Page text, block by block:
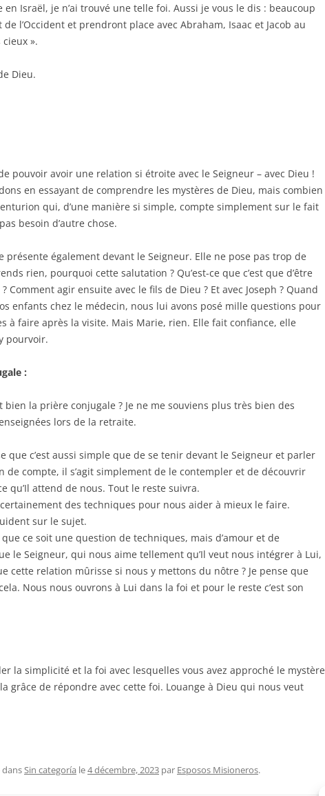
Israël, je n’ai trouvé une telle foi. Aussi je vous le dis : beaucoup
l’Occident et prendront place avec Abraham, Isaac et Jacob au
».
Dieu.
pouvoir avoir une relation si étroite avec le Seigneur – avec Dieu !
en essayant de comprendre les mystères de Dieu, mais combien
qui, d’une manière si simple, compte simplement sur le fait
besoin d’autre chose.
présente également devant le Seigneur. Elle ne pose pas trop de
rien, pourquoi cette salutation ? Qu’est-ce que c’est que d’être
Comment agir ensuite avec le fils de Dieu ? Et avec Joseph ? Quand
enfants chez le médecin, nous lui avons posé mille questions pour
à faire après la visite. Mais Marie, rien. Elle fait confiance, elle
pourvoir.
:
bien la prière conjugale ? Je ne me souviens plus très bien des
lors de la retraite.
que c’est aussi simple que de se tenir devant le Seigneur et parler
de compte, il s’agit simplement de le contempler et de découvrir
qu’Il attend de nous. Tout le reste suivra.
des techniques pour nous aider à mieux le faire.
sur le sujet.
que ce soit une question de techniques, mais d’amour et de
le Seigneur, qui nous aime tellement qu’Il veut nous intégrer à Lui,
cette relation mûrisse si nous y mettons du nôtre ? Je pense que
Nous nous ouvrons à Lui dans la foi et pour le reste c’est son
la simplicité et la foi avec lesquelles vous avez approché le mystère
grâce de répondre avec cette foi. Louange à Dieu qui nous veut
Sin categoría le4 décembre, 2023 par Esposos Misioneros.